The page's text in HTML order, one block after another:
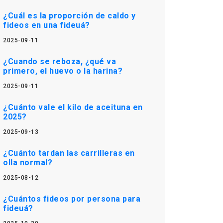
¿Cuál es la proporción de caldo y
fideos en una fideuá?
2025-09-11
¿Cuando se reboza, ¿qué va
primero, el huevo o la harina?
2025-09-11
¿Cuánto vale el kilo de aceituna en
2025?
2025-09-13
¿Cuánto tardan las carrilleras en
olla normal?
2025-08-12
¿Cuántos fideos por persona para
fideuá?